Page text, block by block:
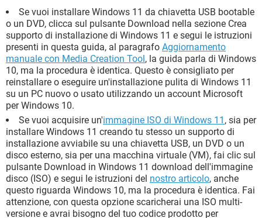
Se vuoi installare Windows 11 da chiavetta USB bootable
o un DVD, clicca sul pulsante Download nella sezione Crea
supporto di installazione di Windows 11 e segui le istruzioni
presenti in questa guida, al paragrafo Aggiornamento
manuale con Media Creation Tool, la guida parla di Windows
10, ma la procedura è identica. Questo è consigliato per
reinstallare o eseguire un'installazione pulita di Windows 11
su un PC nuovo o usato utilizzando un account Microsoft
per Windows 10.
Se vuoi acquisire un'immagine ISO di Windows 11 , sia per
installare Windows 11 creando tu stesso un supporto di
installazione avviabile su una chiavetta USB, un DVD o un
disco esterno, sia per una macchina virtuale (VM), fai clic sul
pulsante Download in Windows 11 download dell'immagine
disco (ISO) e segui le istruzioni del nostro articolo, anche
questo riguarda Windows 10, ma la procedura è identica. Fai
attenzione, con questa opzione scaricherai una ISO multi-
versione e avrai bisogno del tuo codice prodotto per